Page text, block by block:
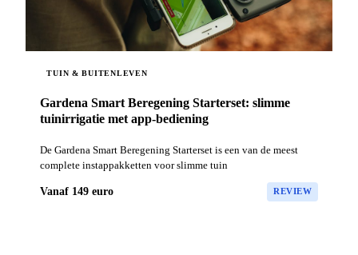
TUIN & BUITENLEVEN
Gardena Smart Beregening Starterset: slimme
tuinirrigatie met app-bediening
De Gardena Smart Beregening Starterset is een van de meest
complete instappakketten voor slimme tuin
Vanaf 149 euro REVIEW